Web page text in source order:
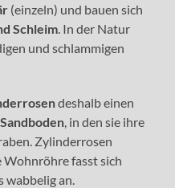
(einzeln) und bauen sich
Schleim . In der Natur
und schlammigen
deshalb einen
, in den sie ihre
Zylinderrosen
Wohnröhre fasst sich
wabbelig an.